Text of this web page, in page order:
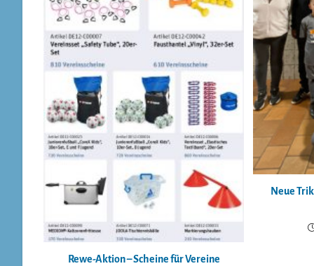
Rewe-Aktion – Scheine für Vereine
Neue